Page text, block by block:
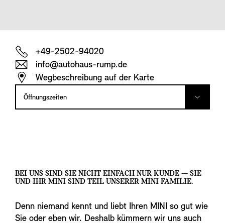
+49-2502-94020
info@autohaus-rump.de
Wegbeschreibung auf der Karte
Öffnungszeiten
BEI UNS SIND SIE NICHT EINFACH NUR KUNDE — SIE
UND IHR MINI SIND TEIL UNSERER MINI FAMILIE.
Denn niemand kennt und liebt Ihren MINI so gut wie
Sie oder eben wir. Deshalb kümmern wir uns auch